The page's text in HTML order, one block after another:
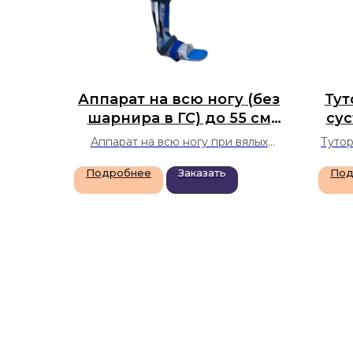
Аппарат на всю ногу (без
шарнира в ГС) до 55 см
(модель № 14)
Аппарат на всю ногу при вялых
дистрофии, рассеянном склерозе,
полиомиелите. Стабилизация
Подробнее Заказать